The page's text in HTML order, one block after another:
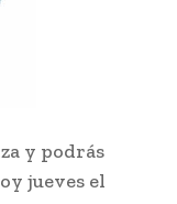
y podrás
jueves el